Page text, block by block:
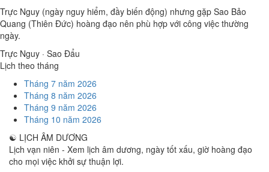
Trực Nguy (ngày nguy hiểm, đầy biến động) nhưng gặp Sao Bảo
Quang (Thiên Đức) hoàng đạo nên phù hợp với công việc thường
ngày.
Trực Nguy · Sao Đẩu
Lịch theo tháng
Tháng 7 năm 2026
Tháng 8 năm 2026
Tháng 9 năm 2026
Tháng 10 năm 2026
☯ LỊCH ÂM DƯƠNG
Lịch vạn niên - Xem lịch âm dương, ngày tốt xấu, giờ hoàng đạo
cho mọi việc khởi sự thuận lợi.